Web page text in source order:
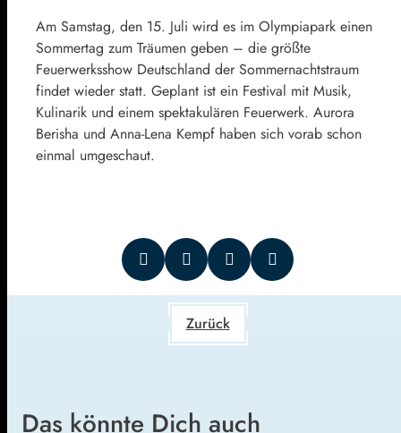
Am Samstag, den 15. Juli wird es im Olympiapark einen
Sommertag zum Träumen geben – die größte
Feuerwerksshow Deutschland der Sommernachtstraum
findet wieder statt. Geplant ist ein Festival mit Musik,
Kulinarik und einem spektakulären Feuerwerk. Aurora
Berisha und Anna-Lena Kempf haben sich vorab schon
einmal umgeschaut.
Zurück
Das könnte Dich auch